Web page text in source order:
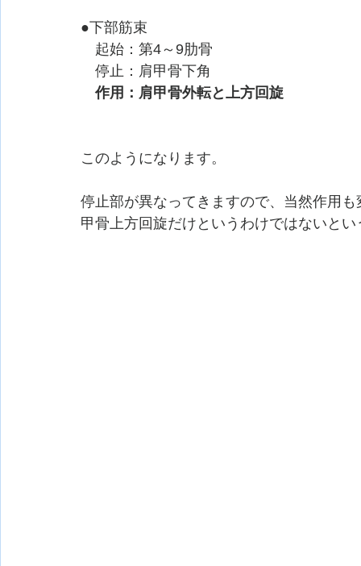
●下部筋束
起始：第4～9肋骨
停止：肩甲骨下角
作用：肩甲骨外転と上方回旋
このようになります。
停止部が異なってきますので、当然作用
甲骨上方回旋だけというわけではないと